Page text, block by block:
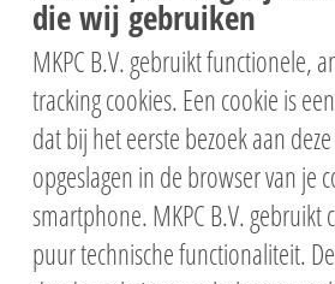
die wij gebruiken
MKPC B.V. gebruikt functionele,
tracking cookies. Een cookie is
dat bij het eerste bezoek aan
opgeslagen in de browser van je
smartphone. MKPC B.V. gebruikt
puur technische functionaliteit.